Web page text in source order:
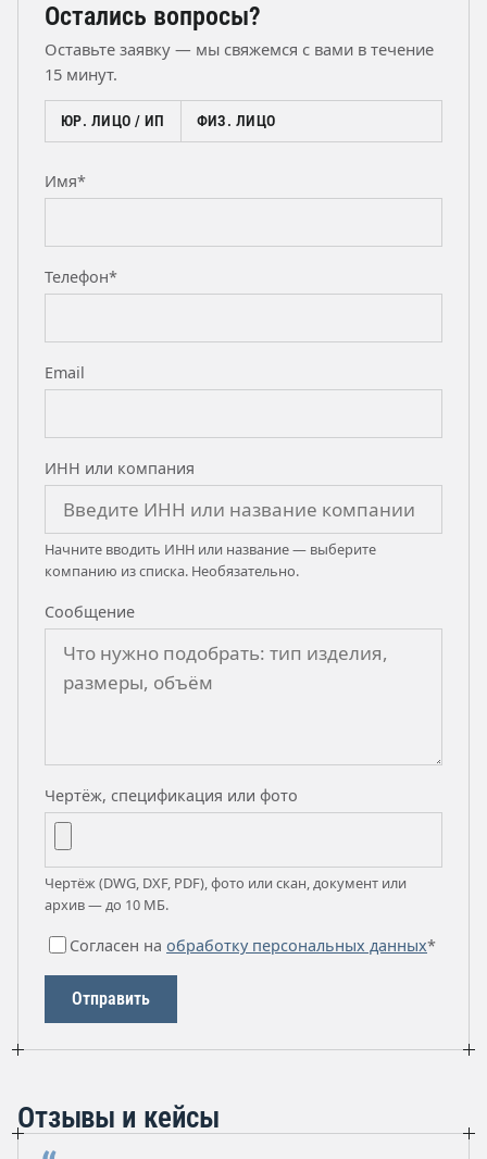
Остались вопросы?
Оставьте заявку — мы свяжемся с вами в течение
15 минут.
ЮР. ЛИЦО / ИП ФИЗ. ЛИЦО
Имя*
Телефон*
Email
ИНН или компания
Начните вводить ИНН или название — выберите
компанию из списка. Необязательно.
Сообщение
Чертёж, спецификация или фото
Чертёж (DWG, DXF, PDF), фото или скан, документ или
архив — до 10 МБ.
Согласен на обработку персональных данных*
Отправить
Отзывы и кейсы